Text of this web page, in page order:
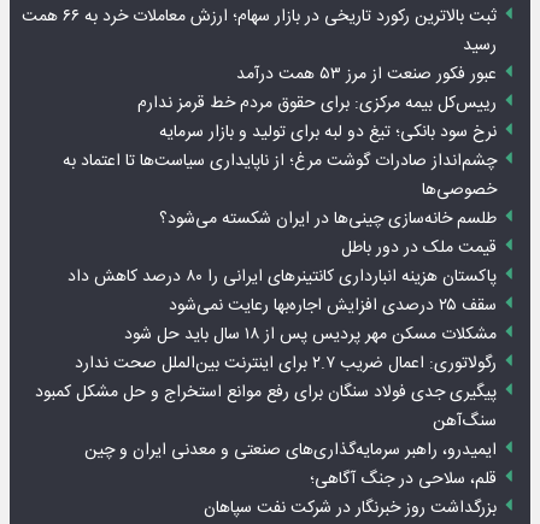
ثبت بالاترین رکورد تاریخی در بازار سهام؛ ارزش معاملات خرد به ۶۶ همت
رسید
عبور فکور صنعت از مرز ۵۳ همت درآمد
رییس‌کل بیمه مرکزی: برای حقوق مردم خط قرمز ندارم
نرخ سود بانکی؛ تیغ دو لبه برای تولید و بازار سرمایه
چشم‌انداز صادرات گوشت مرغ؛ از ناپایداری سیاست‌ها تا اعتماد به
خصوصی‌ها
طلسم خانه‌سازی چینی‌ها در ایران شکسته می‌شود؟
قیمت ملک در دور باطل
پاکستان هزینه انبارداری کانتینرهای ایرانی را ۸۰ درصد کاهش داد
سقف ۲۵ درصدی افزایش اجاره‌بها رعایت نمی‌شود
مشکلات مسکن مهر پردیس پس از ۱۸ سال باید حل شود
رگولاتوری: اعمال ضریب ۲.۷ برای اینترنت بین‌الملل صحت ندارد
پیگیری جدی فولاد سنگان برای رفع موانع استخراج و حل مشکل کمبود
سنگ‌آهن
ایمیدرو، راهبر سرمایه‌گذاری‌های صنعتی و معدنی ایران و چین
قلم، سلاحی در جنگ آگاهی؛
بزرگداشت روز خبرنگار در شرکت نفت سپاهان